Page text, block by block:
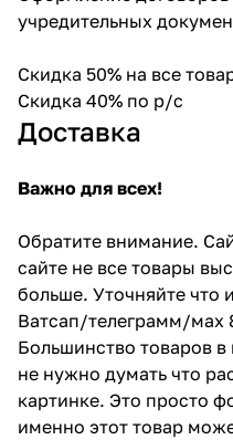
учредительных
Скидка 50% на все
Скидка 40% по р/с
Доставка
Важно для всех!
Обратите внимание.
сайте не все товары
больше. Уточняйте
Ватсап/телеграмм/мах
Большинство товаров
не нужно думать что
картинке. Это просто
именно этот товар